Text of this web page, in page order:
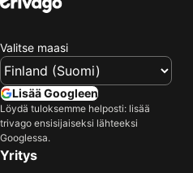
Valitse maasi
Lisää Googleen
Löydä tuloksemme helposti: lisää
trivago ensisijaiseksi lähteeksi
Googlessa.
Yritys